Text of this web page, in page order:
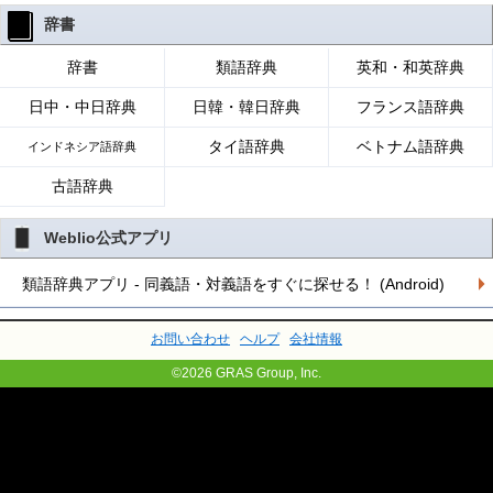
辞書
辞書 類語辞典 英和・和英辞典
日中・中日辞典 日韓・韓日辞典 フランス語辞典
インドネシア語辞典 タイ語辞典 ベトナム語辞典
古語辞典
Weblio公式アプリ
類語辞典アプリ - 同義語・対義語をすぐに探せる！ (Android)
お問い合わせ ヘルプ 会社情報
©2026 GRAS Group, Inc.